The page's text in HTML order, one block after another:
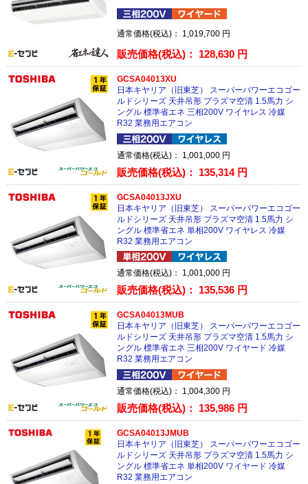
通常価格(税込)： 1,019,700 円
販売価格(税込)： 128,630 円
GCSA04013XU
日本キヤリア（旧東芝） スーパーパワーエコゴー
ルドシリーズ 天井吊形 プラズマ空清 1.5馬力 シ
ングル 標準省エネ 三相200V ワイヤレス 冷媒
R32 業務用エアコン
通常価格(税込)： 1,001,000 円
販売価格(税込)： 135,314円
GCSA04013JXU
日本キヤリア（旧東芝） スーパーパワーエコゴー
ルドシリーズ 天井吊形 プラズマ空清 1.5馬力 シ
ングル 標準省エネ 単相200V ワイヤレス 冷媒
R32 業務用エアコン
通常価格(税込)： 1,001,000 円
販売価格(税込)： 135,536 円
GCSA04013MUB
日本キヤリア（旧東芝） スーパーパワーエコゴー
ルドシリーズ 天井吊形 プラズマ空清 1.5馬力 シ
ングル 標準省エネ 三相200V ワイヤード 冷媒
R32 業務用エアコン
通常価格(税込)： 1,004,300 円
販売価格(税込)： 135,986 円
GCSA04013JMUB
日本キヤリア（旧東芝） スーパーパワーエコゴー
ルドシリーズ 天井吊形 プラズマ空清 1.5馬力 シ
ングル 標準省エネ 単相200V ワイヤード 冷媒
R32 業務用エアコン